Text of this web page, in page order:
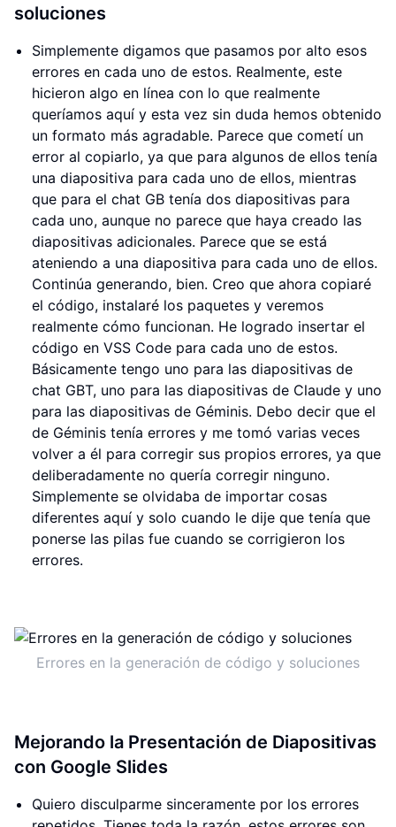
soluciones
Simplemente digamos que pasamos por alto esos
errores en cada uno de estos. Realmente, este
hicieron algo en línea con lo que realmente
queríamos aquí y esta vez sin duda hemos obtenido
un formato más agradable. Parece que cometí un
error al copiarlo, ya que para algunos de ellos tenía
una diapositiva para cada uno de ellos, mientras
que para el chat GB tenía dos diapositivas para
cada uno, aunque no parece que haya creado las
diapositivas adicionales. Parece que se está
ateniendo a una diapositiva para cada uno de ellos.
Continúa generando, bien. Creo que ahora copiaré
el código, instalaré los paquetes y veremos
realmente cómo funcionan. He logrado insertar el
código en VSS Code para cada uno de estos.
Básicamente tengo uno para las diapositivas de
chat GBT, uno para las diapositivas de Claude y uno
para las diapositivas de Géminis. Debo decir que el
de Géminis tenía errores y me tomó varias veces
volver a él para corregir sus propios errores, ya que
deliberadamente no quería corregir ninguno.
Simplemente se olvidaba de importar cosas
diferentes aquí y solo cuando le dije que tenía que
ponerse las pilas fue cuando se corrigieron los
errores.
Errores en la generación de código y soluciones
Mejorando la Presentación de Diapositivas
con Google Slides
Quiero disculparme sinceramente por los errores